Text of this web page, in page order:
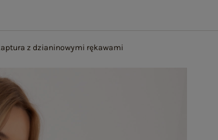
z dzianinowymi rękawami